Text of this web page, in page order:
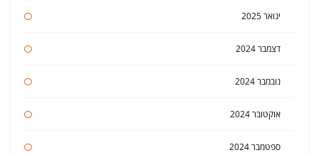
ינואר 2025
דצמבר 2024
נובמבר 2024
אוקטובר 2024
ספטמבר 2024